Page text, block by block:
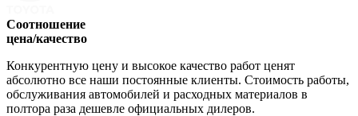
Соотношение
цена/качество
Конкурентную цену и высокое качество работ ценят
абсолютно все наши постоянные клиенты. Стоимость работы,
обслуживания автомобилей и расходных материалов в
полтора раза дешевле официальных дилеров.